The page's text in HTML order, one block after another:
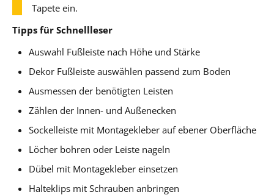
Tapete ein.
Tipps für Schnellleser
Auswahl Fußleiste nach Höhe und Stärke
Dekor Fußleiste auswählen passend zum Boden
Ausmessen der benötigten Leisten
Zählen der Innen- und Außenecken
Sockelleiste mit Montagekleber auf ebener Oberfläche
Löcher bohren oder Leiste nageln
Dübel mit Montagekleber einsetzen
Halteklips mit Schrauben anbringen